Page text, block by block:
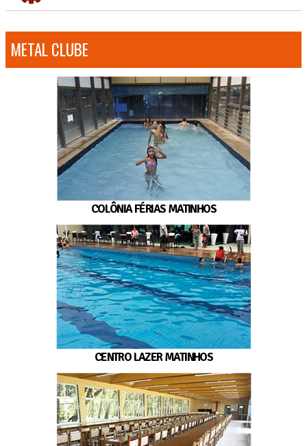
METAL CLUBE
COLÔNIA FÉRIAS MATINHOS
CENTRO LAZER MATINHOS